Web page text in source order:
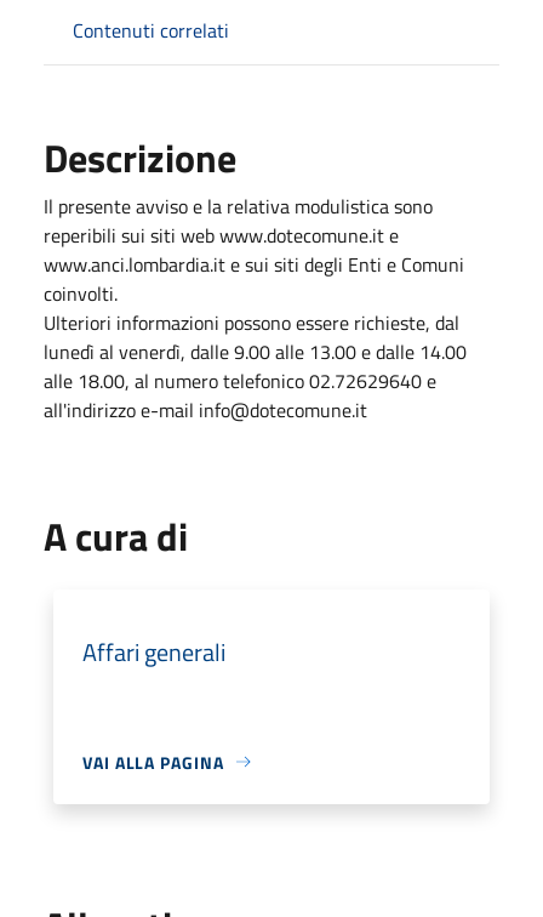
Contenuti correlati
Descrizione
Il presente avviso e la relativa modulistica sono
reperibili sui siti web www.dotecomune.it e
www.anci.lombardia.it e sui siti degli Enti e Comuni
coinvolti.
Ulteriori informazioni possono essere richieste, dal
lunedì al venerdì, dalle 9.00 alle 13.00 e dalle 14.00
alle 18.00, al numero telefonico 02.72629640 e
all'indirizzo e-mail info@dotecomune.it
A cura di
Affari generali
VAI ALLA PAGINA